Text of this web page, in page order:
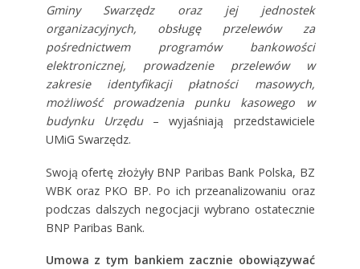
Gminy Swarzędz oraz jej jednostek
organizacyjnych, obsługę przelewów za
pośrednictwem programów bankowości
elektronicznej, prowadzenie przelewów w
zakresie identyfikacji płatności masowych,
możliwość prowadzenia punku kasowego w
budynku Urzędu– wyjaśniają przedstawiciele
UMiG Swarzędz.
Swoją ofertę złożyły BNP Paribas Bank Polska, BZ
WBK oraz PKO BP. Po ich przeanalizowaniu oraz
podczas dalszych negocjacji wybrano ostatecznie
BNP Paribas Bank.
Umowa z tym bankiem zacznie obowiązywać